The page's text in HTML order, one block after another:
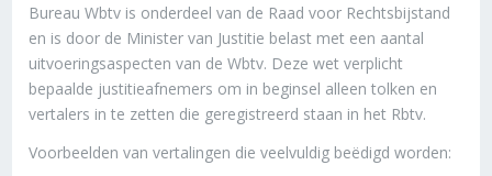
Bureau Wbtv is onderdeel van de Raad voor Rechtsbijstand
en is door de Minister van Justitie belast met een aantal
uitvoeringsaspecten van de Wbtv. Deze wet verplicht
bepaalde justitieafnemers om in beginsel alleen tolken en
vertalers in te zetten die geregistreerd staan in het Rbtv.
Voorbeelden van vertalingen die veelvuldig beëdigd worden: